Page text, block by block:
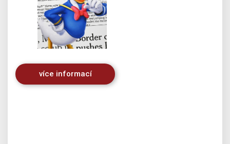
více informací